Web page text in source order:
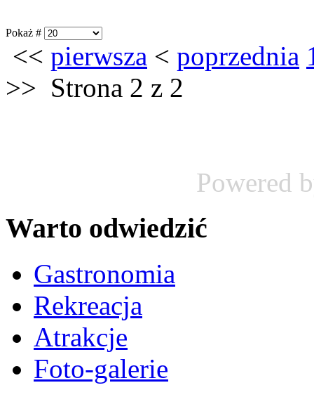
Pokaż #
<< pierwsza < poprzednia
>> Strona 2 z 2
Powered
Warto odwiedzić
Gastronomia
Rekreacja
Atrakcje
Foto-galerie